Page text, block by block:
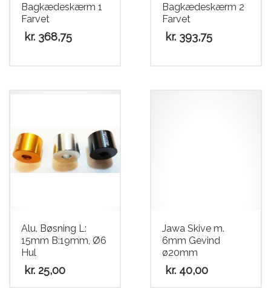
Bagkædeskærm 1
Farvet
kr. 368,75
Mulighederne
kan
vælges
Bagkædeskærm 2
Farvet
kr.393,75
Alu. Bøsning L:
15mm B:19mm, Ø6
Hul
kr. 25,00
Jawa Skive m.
6mm Gevind
ø20mm
kr.40,00